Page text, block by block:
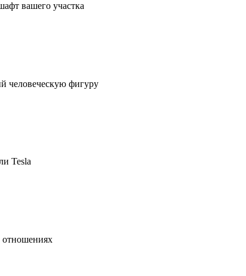
вашего участка
человеческую фигуру
Tesla
отношениях